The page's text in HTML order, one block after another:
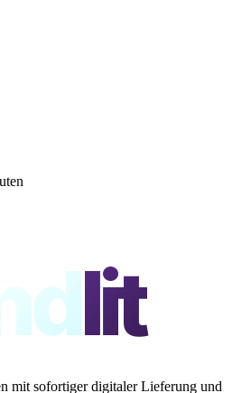
lit
mit sofortiger digitaler Lieferung und